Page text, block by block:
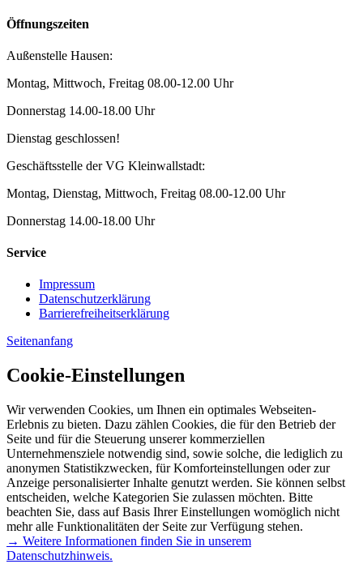
Öffnungszeiten
Außenstelle Hausen:
Montag, Mittwoch, Freitag 08.00-12.00 Uhr
Donnerstag 14.00-18.00 Uhr
Dienstag geschlossen!
Geschäftsstelle der VG Kleinwallstadt:
Montag, Dienstag, Mittwoch, Freitag 08.00-12.00 Uhr
Donnerstag 14.00-18.00 Uhr
Service
Impressum
Datenschutzerklärung
Barrierefreiheitserklärung
Seitenanfang
Cookie-Einstellungen
Wir verwenden Cookies, um Ihnen ein optimales Webseiten-
Erlebnis zu bieten. Dazu zählen Cookies, die für den Betrieb der
Seite und für die Steuerung unserer kommerziellen
Unternehmensziele notwendig sind, sowie solche, die lediglich zu
anonymen Statistikzwecken, für Komforteinstellungen oder zur
Anzeige personalisierter Inhalte genutzt werden. Sie können selbst
entscheiden, welche Kategorien Sie zulassen möchten. Bitte
beachten Sie, dass auf Basis Ihrer Einstellungen womöglich nicht
mehr alle Funktionalitäten der Seite zur Verfügung stehen.
→ Weitere Informationen finden Sie in unserem
Datenschutzhinweis.